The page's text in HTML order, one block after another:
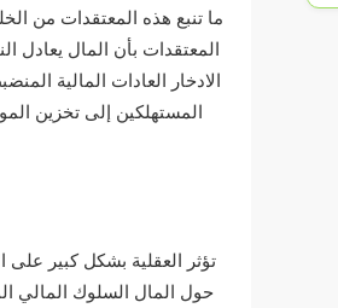
ما تنبع هذه المعتقدات من
المعتقدات بأن المال يعادل
الادخار العادات المالية
المستهلكين إلى تخزين
تؤثر العقلية بشكل كبير على
حول المال السلوك المالي